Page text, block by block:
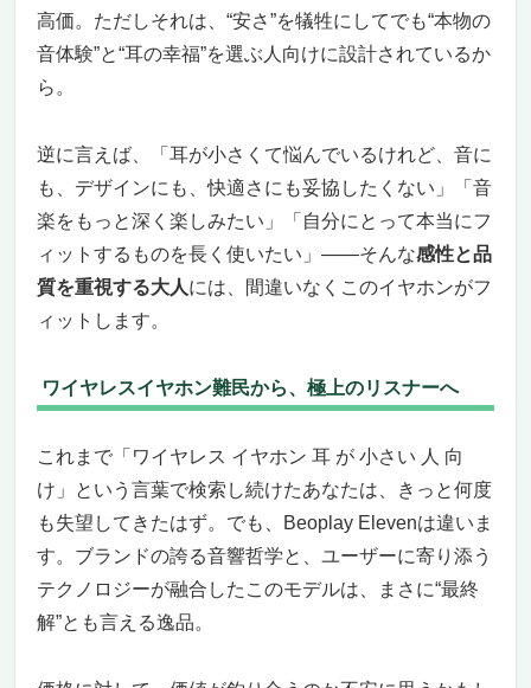
高価。ただしそれは、“安さ”を犠牲にしてでも“本物の
音体験”と“耳の幸福”を選ぶ人向けに設計されているか
ら。
逆に言えば、「耳が小さくて悩んでいるけれど、音に
も、デザインにも、快適さにも妥協したくない」「音
楽をもっと深く楽しみたい」「自分にとって本当にフ
ィットするものを長く使いたい」——そんな感性と品
質を重視する大人には、間違いなくこのイヤホンがフ
ィットします。
ワイヤレスイヤホン難民から、極上のリスナーへ
これまで「ワイヤレス イヤホン 耳 が 小さい 人 向
け」という言葉で検索し続けたあなたは、きっと何度
も失望してきたはず。でも、Beoplay Elevenは違いま
す。ブランドの誇る音響哲学と、ユーザーに寄り添う
テクノロジーが融合したこのモデルは、まさに“最終
解”とも言える逸品。